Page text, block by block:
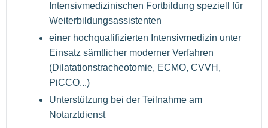
Intensivmedizinischen Fortbildung speziell für
Weiterbildungsassistenten
einer hochqualifizierten Intensivmedizin unter
Einsatz sämtlicher moderner Verfahren
(Dilatationstracheotomie, ECMO, CVVH,
PiCCO...)
Unterstützung bei der Teilnahme am
Notarztdienst